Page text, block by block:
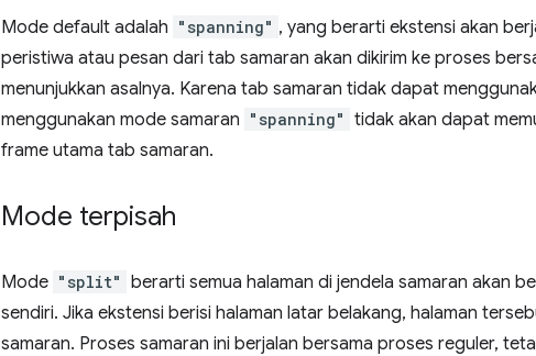
Mode default adalah "spanning" , yang berarti ekstensi akan
peristiwa atau pesan dari tab samaran akan dikirim ke proses
menunjukkan asalnya. Karena tab samaran tidak dapat
menggunakan mode samaran "spanning" tidak akan dapat
frame utama tab samaran.
Mode terpisah
Mode "split" berarti semua halaman di jendela samaran akan
sendiri. Jika ekstensi berisi halaman latar belakang, halaman
samaran. Proses samaran ini berjalan bersama proses reguler,